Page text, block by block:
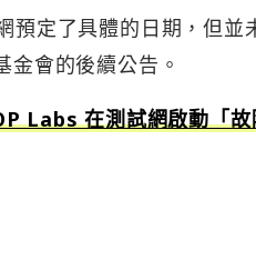
預定了具體的日期，但並
會的後續公告。
Labs 在測試網啟動「